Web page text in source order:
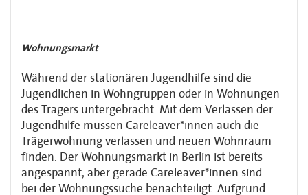
Wohnungsmarkt
Während der stationären Jugendhilfe sind die
Jugendlichen in Wohngruppen oder in Wohnungen
des Trägers untergebracht. Mit dem Verlassen der
Jugendhilfe müssen Careleaver*innen auch die
Trägerwohnung verlassen und neuen Wohnraum
finden. DerWohnungsmarkt in Berlin ist bereits
angespannt, aber gerade Careleaver*innen sind
bei der Wohnungssuche benachteiligt. Aufgrund